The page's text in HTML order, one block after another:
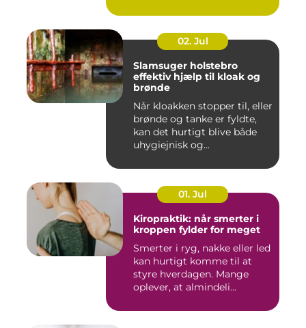
02. Jul
Slamsuger holstebro
effektiv hjælp til kloak og
brønde
Når kloakken stopper til, eller
brønde og tanke er fyldte,
kan det hurtigt blive både
uhygiejnisk og...
01. Jul
Kiropraktik: når smerter i
kroppen fylder for meget
Smerter i ryg, nakke eller led
kan hurtigt komme til at
styre hverdagen. Mange
oplever, at almindeli...